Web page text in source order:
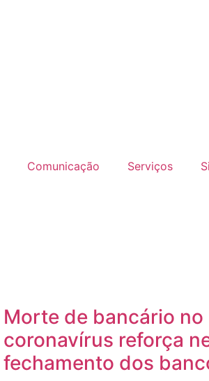
Comunicação Serviços
Morte de bancário no
coronavírus reforça
fechamento dos